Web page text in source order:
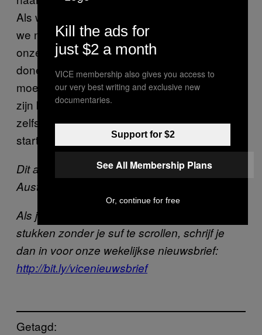
Als we ons hoornvlies willen doneren gaan
we naar de oogarts,” zegt hij. “Maar als we
onze nieren of andere organen willen
doneren weten we niet waar we heen
moeten. Als er een soort van organisatie zou
zijn kunnen we meer kennis overdragen of
zelfs een campagne voor nierdonaties
starten.”
Dit artikel verscheen eerder op VICE
Australie.
Als je op de hoogte wil blijven van onze beste
stukken zonder je suf te scrollen, schrijf je
dan in voor onze wekelijkse nieuwsbrief:
http://bit.ly/vicenieuwsbrief
Getagd:
Kill the ads for
just $2 a month
VICE membership also gives you access to
our very best writing and exclusive new
documentaries.
Support for $2
See All Membership Plans
Or, continue for free